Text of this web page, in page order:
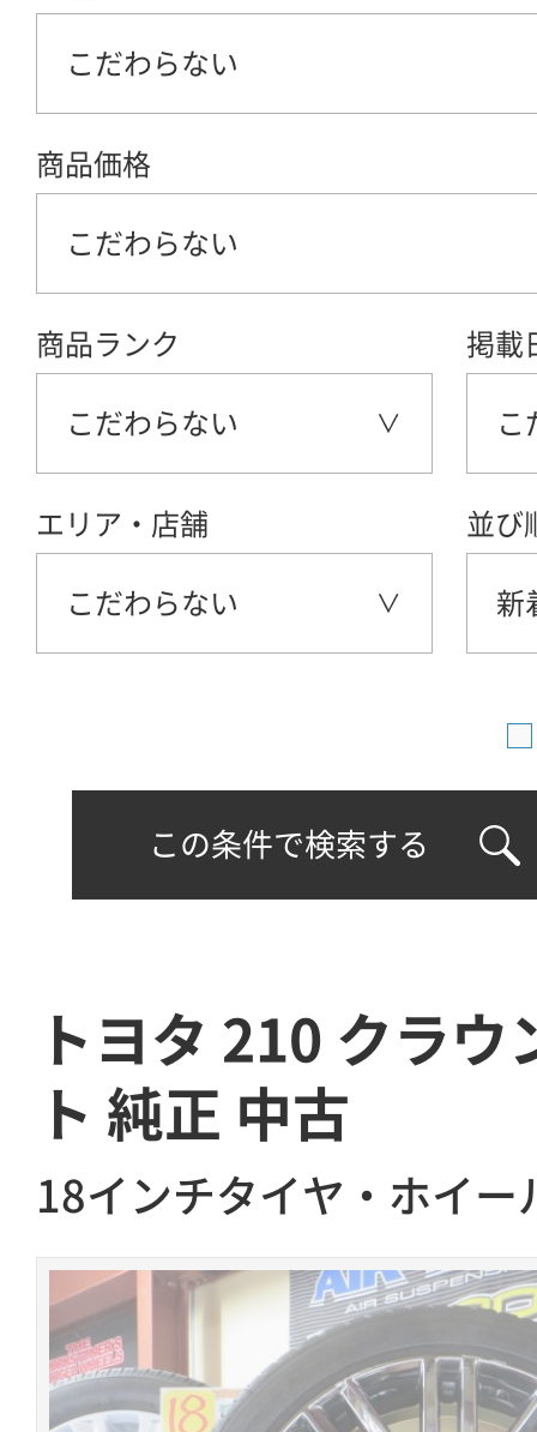
こだわらない
商品価格
こだわらない
商品ランク
こだわらない
掲載
こ
エリア・店舗
こだわらない
並び
新
この条件で検索する
トヨタ 210 クラウ
ト 純正 中古
18インチタイヤ・ホイー